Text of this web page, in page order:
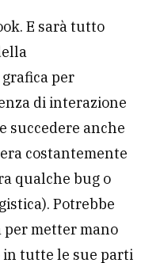
E sarà tutto
per
di interazione
succedere anche
costantemente
qualche bug o
Potrebbe
per metter mano
tutte le sue parti